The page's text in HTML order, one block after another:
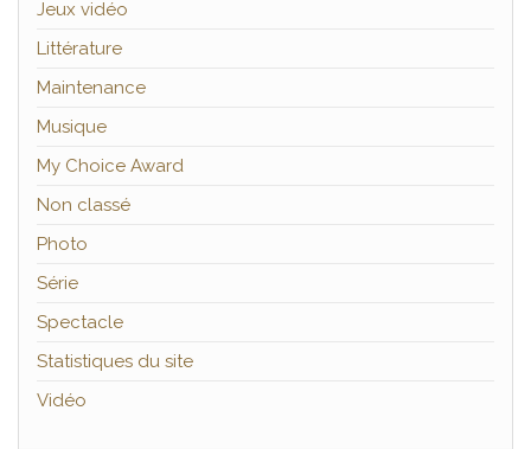
Jeux vidéo
Littérature
Maintenance
Musique
My Choice Award
Non classé
Photo
Série
Spectacle
Statistiques du site
Vidéo